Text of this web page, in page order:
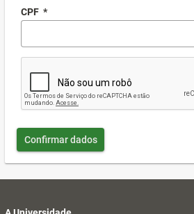
CPF *
Confirmar dados